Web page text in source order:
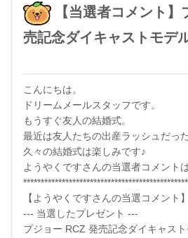
【当選者コメント
売記念ダイキャストモデ
こんにちは。
ドリームメールスタッフです。
もうすぐ友人の結婚式。
最近は友人たちの出産ラッシュだった
久々の結婚式は楽しみです♪
ようやくですさんの当選者コメント
【ようやくですさんの当選コメント】
--- 当選したプレゼント ---
プジョー RCZ 発売記念ダイキャス